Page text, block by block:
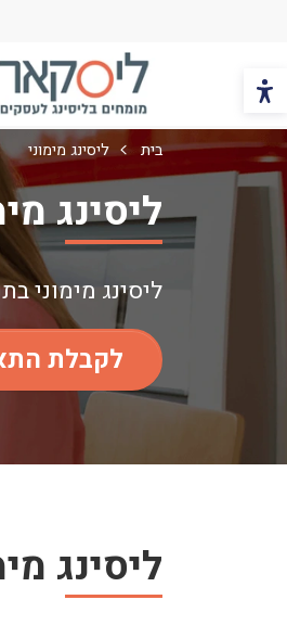
הכפתור משנה את צבעי הקונטרסט
ליסקאר
בית ליסינג מימוני
ליסינג
ליסינג מימוני
לקבלת
ליסינג